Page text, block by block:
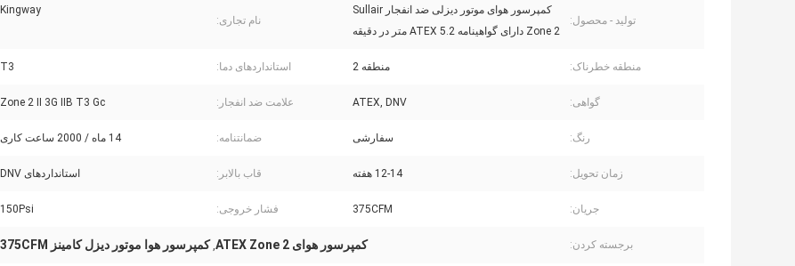
تولید - محصول:
کمپرسور هوای موتور دیزلی ضد انفجار Sullair
Zone 2 دارای گواهینامه ATEX 5.2 متر در دقیقه
نام تجاری:
Kingway
منطقه خطرناک: منطقه 2 استانداردهای دما: T3
گواهی: ATEX, DNV علامت ضد انفجار: Zone 2 II 3G IIB T3 Gc
رنگ: سفارشی ضمانتنامه: 14 ماه / 2000 ساعت کاری
زمان تحویل: 12-14 هفته قاب بالابر: استانداردهای DNV
جریان: 375CFM فشار خروجی: 150Psi
برجسته کردن: کمپرسور هوای ATEX Zone 2 , کمپرسور هوا موتور دیزل کامینز 375CFM